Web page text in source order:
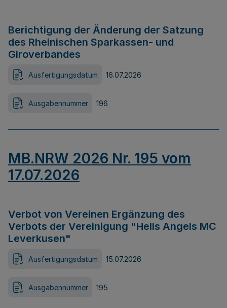
Berichtigung der Änderung der Satzung
des Rheinischen Sparkassen- und
Giroverbandes
Ausfertigungsdatum 16.07.2026
Ausgabennummer 196
MB.NRW 2026 Nr. 195 vom
17.07.2026
Verbot von Vereinen Ergänzung des
Verbots der Vereinigung "Hells Angels MC
Leverkusen"
Ausfertigungsdatum 15.07.2026
Ausgabennummer 195